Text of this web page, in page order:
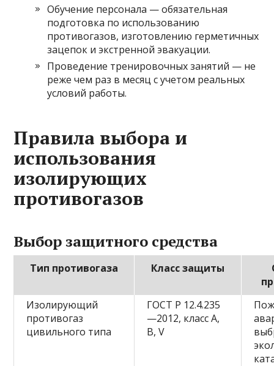
Обучение персонала — обязательная
подготовка по использованию
противогазов, изготовлению герметичных
зацепок и экстренной эвакуации.
Проведение тренировочных занятий — не
реже чем раз в месяц с учетом реальных
условий работы.
Правила выбора и
использования
изолирующих
противогазов
Выбор защитного средства
Тип противогаза Класс защиты
Изолирующий
противогаз
цивильного типа
ГОСТ Р 12.4.235
—2012, класс A,
B, V